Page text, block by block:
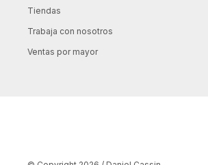
Tiendas
Trabaja con nosotros
Ventas por mayor